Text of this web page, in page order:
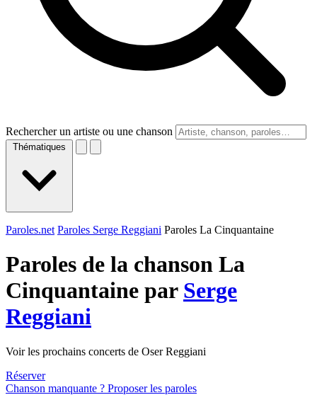
Rechercher un artiste ou une chanson
Thématiques
Paroles.net Paroles Serge Reggiani Paroles La Cinquantaine
Paroles de la chanson La
Cinquantaine par Serge
Reggiani
Voir les prochains concerts de Oser Reggiani
Réserver
Chanson manquante ? Proposer les paroles